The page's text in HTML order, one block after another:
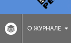
О ЖУРНАЛЕ